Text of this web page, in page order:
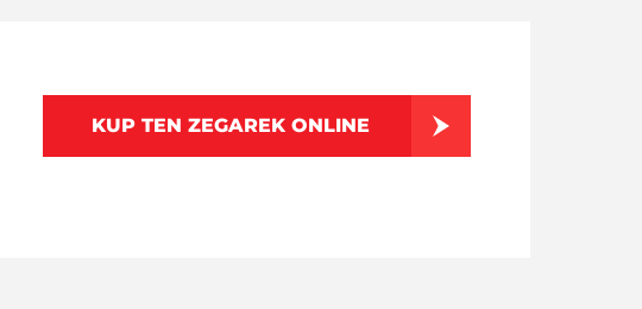
KUP TEN ZEGAREK ONLINE